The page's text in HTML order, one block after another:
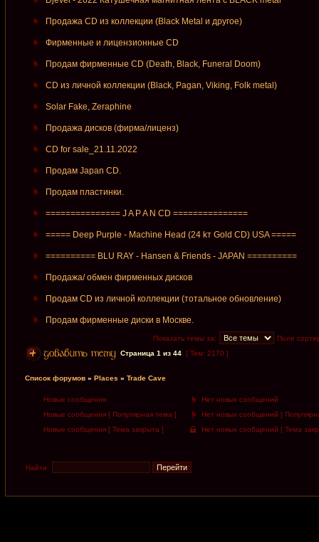
Продажа CD из коллекции (Black Metal и другое)
Фирменные и лицензионные CD
Продам фирменные CD (Death, Black, Funeral Doom)
CD из личной коллекции (Black, Pagan, Viking, Folk metal)
Solar Fake, Zeraphine
Продажа дисков (фирма/лиценз)
CD for sale_21.11.2022
Продам Japan CD.
Продам пластинки.
=============== J A P A N CD ===============
===== Deep Purple - Machine Head (24 kт Gold CD) USA =====
========== BLU RAY - Hansen & Friends - JAPAN ==========
Продажа/ обмен фирменных дисков
Продам CD из личной коллекции (тотальное обновление)
Продам фирменные диски в Москве.
Показать темы за:
Поле
Страница 1 из 44 [ Тем: 2170 ]
Список форумов » Places » Trade Cave
Новые сообщения
Нет новых сообщений
Новые сообщения [ Популярная тема ]
Нет новых сообщений [
Новые сообщения [ Тема закрыта ]
Нет новых сообщений [ Тема
Найти: